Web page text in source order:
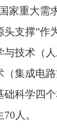
家重大需
头支撑”作
与技术（
（集成电
础科学四
人。